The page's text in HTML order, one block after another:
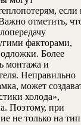
если
отметить,
факторами,
Более
монтажа и
Неправильно
может
холода»,
Поэтому, при
не только на тип